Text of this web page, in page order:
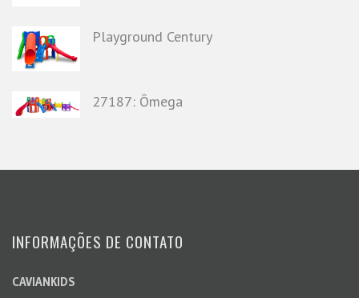
Playground Century
27187: Ômega
INFORMAÇÕES DE CONTATO
CAVIANKIDS